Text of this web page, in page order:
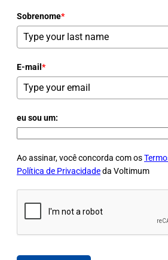
Sobrenome*
E-mail *
eu sou um:
Ao assinar, você concorda com os
Política de Privacidadeda Voltimum